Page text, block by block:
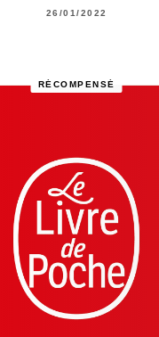
26/01/2022
RÉCOMPENSÉ